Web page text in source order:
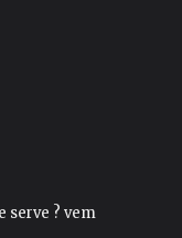
serve ? vem